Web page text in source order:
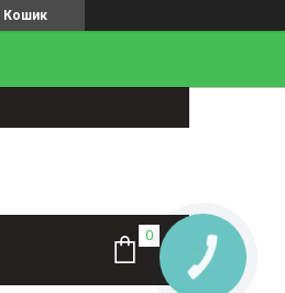
Кошик
КНОПКА
ЗВ'ЯЗКУ